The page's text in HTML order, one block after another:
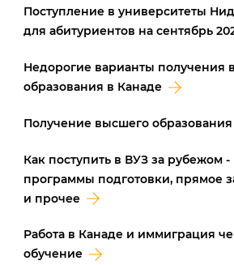
Поступление в университеты
для абитуриентов на сентябрь
Недорогие варианты получения
образования в Канаде
Получение высшего
Как поступить в ВУЗ за рубежом -
программы подготовки, прямое
и прочее
Работа в Канаде и иммиграция
обучение